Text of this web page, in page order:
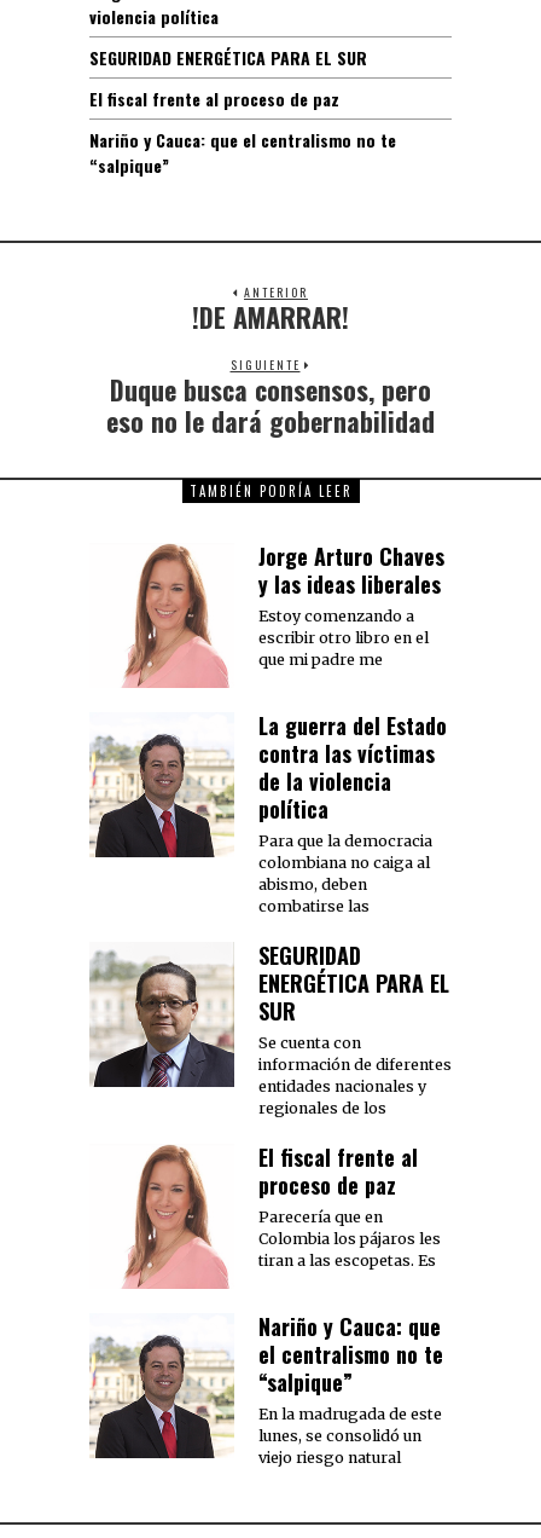
violencia política
SEGURIDAD ENERGÉTICA PARA EL SUR
El fiscal frente al proceso de paz
Nariño y Cauca: que el centralismo no te
“salpique”
ANTERIOR
!DE AMARRAR!
SIGUIENTE
Duque busca consensos, pero
eso no le dará gobernabilidad
TAMBIÉN PODRÍA LEER
Jorge Arturo Chaves
y las ideas liberales
Estoy comenzando a
escribir otro libro en el
que mi padre me
La guerra del Estado
contra las víctimas
de la violencia
política
Para que la democracia
colombiana no caiga al
abismo, deben
combatirse las
SEGURIDAD
ENERGÉTICA PARA EL
SUR
Se cuenta con
información de diferentes
entidades nacionales y
regionales de los
El fiscal frente al
proceso de paz
Parecería que en
Colombia los pájaros les
tiran a las escopetas. Es
Nariño y Cauca: que
el centralismo no te
“salpique”
En la madrugada de este
lunes, se consolidó un
viejo riesgo natural